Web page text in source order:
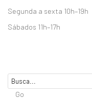
Segunda a sexta 10h–19h
Sábados 11h–17h
Go